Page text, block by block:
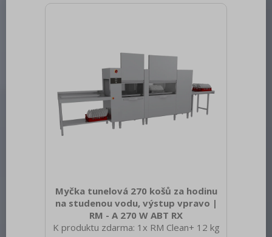
programů: 4 Otevírání zařízení:
Myčka tunelová 270 košů za hodinu
na studenou vodu, výstup vpravo |
RM - A 270 W ABT RX
K produktu zdarma: 1x RM Clean+ 12 kg